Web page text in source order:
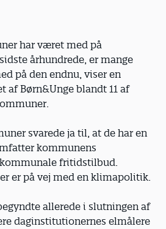
har været med på
århundrede, er mange
på den endnu, viser en
af Børn&Unge blandt 11 af
svarede ja til, at de har en
kommunens
fritidstilbud.
er på vej med en klimapolitik.
allerede i slutningen af
daginstitutionernes elmålere